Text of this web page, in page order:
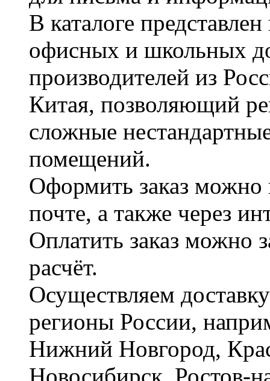
В каталоге
офисных и школьных
производителей из
Китая, позволяющий
сложные
помещений.
Оформить заказ можно
почте, а также через
Оплатить заказ можно
расчёт.
Осуществляем
регионы России,
Нижний Новгород,
Новосибирск, Ростов-